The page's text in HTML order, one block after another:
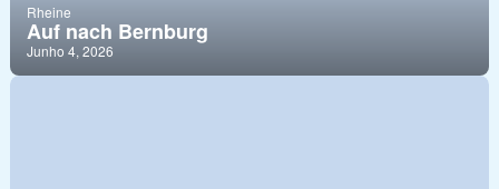
Rheine
Auf nach Bernburg
Junho 4, 2026